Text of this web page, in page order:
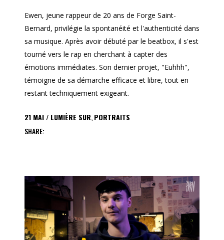
Ewen, jeune rappeur de 20 ans de Forge Saint-
Bernard, privilégie la spontanéité et l'authenticité dans
sa musique. Après avoir débuté par le beatbox, il s'est
tourné vers le rap en cherchant à capter des
émotions immédiates. Son dernier projet, "Euhhh",
témoigne de sa démarche efficace et libre, tout en
restant techniquement exigeant.
21 MAI LUMIÈRE SUR,PORTRAITS
SHARE: